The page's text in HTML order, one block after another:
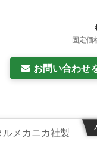
固定価
お問い合わせ
ルメカニカ社製